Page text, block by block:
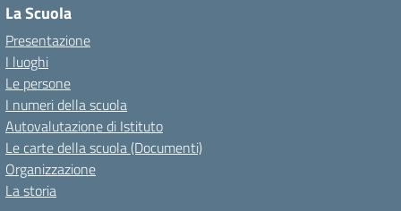
La Scuola
Presentazione
I luoghi
Le persone
I numeri della scuola
Autovalutazione di Istituto
Le carte della scuola (Documenti)
Organizzazione
La storia